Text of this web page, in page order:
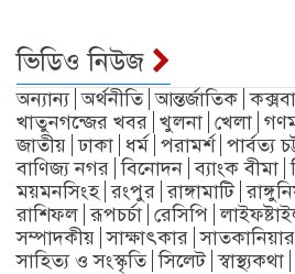
ভিডিও নিউজ
অন্যান্য অর্থনীতি আন্তর্জাতিক
খাতুনগন্জের খবর খুলনা খেলা
জাতীয় ঢাকা ধর্ম পরামর্শ পার্বত্য
বাণিজ্য নগর বিনোদন ব্যাংক বীমা
ময়মনসিংহ রংপুর রাঙ্গামাটি
রাশিফল রূপচর্চা রেসিপি
সম্পাদকীয় সাক্ষাৎকার
সাহিত্য ও সংস্কৃতি সিলেট স্বাস্থ্যকথা